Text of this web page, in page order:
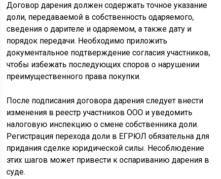
Договор дарения должен содержать точное указание
доли, передаваемой в собственность одаряемого,
сведения о дарителе и одаряемом, а также дату и
порядок передачи. Необходимо приложить
документальное подтверждение согласия участников,
чтобы избежать последующих споров о нарушении
преимущественного права покупки.
После подписания договора дарения следует внести
изменения в реестр участников ООО и уведомить
налоговую инспекцию о смене собственника доли.
Регистрация перехода доли в ЕГРЮЛ обязательна для
придания сделке юридической силы. Несоблюдение
этих шагов может привести к оспариванию дарения в
суде.